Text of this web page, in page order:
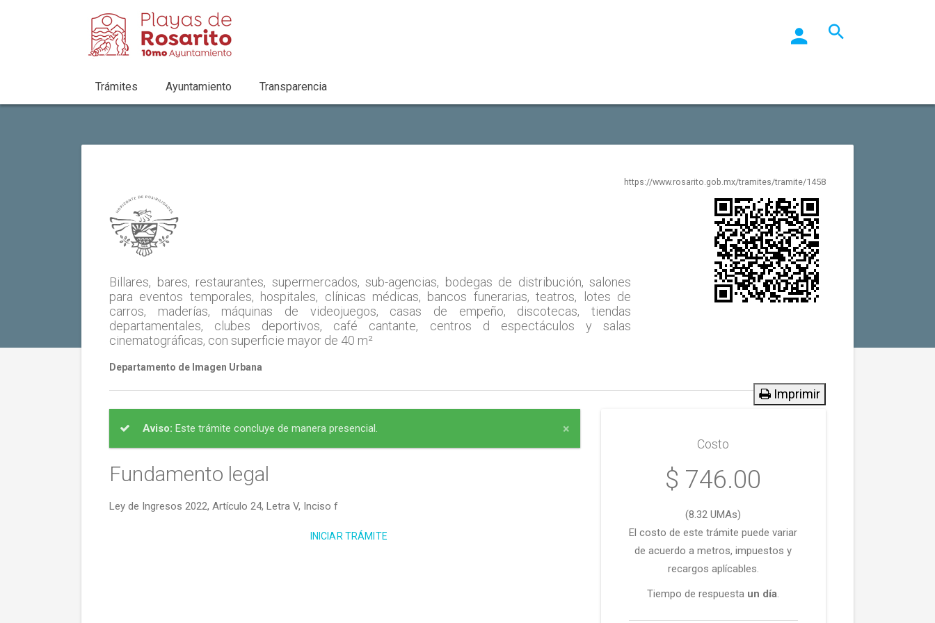
Trámites Ayuntamiento Transparencia
https://www.rosarito.gob.mx/tramites/tramite/1458
Billares, bares, restaurantes, supermercados, sub-agencias, bodegas de distribución, salones
para eventos temporales, hospitales, clínicas médicas, bancos funerarias, teatros, lotes de
carros, maderías, máquinas de videojuegos, casas de empeño, discotecas, tiendas
departamentales, clubes deportivos, café cantante, centros d espectáculos y salas
cinematográficas, con superficie mayor de 40 m²
Departamento de Imagen Urbana
Imprimir
Aviso: Este trámite concluye de manera presencial. ×
Fundamento legal
Ley de Ingresos 2022, Artículo 24, Letra V, Inciso f
INICIAR TRÁMITE
Costo
$ 746.00
(8.32 UMAs)
El costo de este trámite puede variar
de acuerdo a metros, impuestos y
recargos aplícables.
Tiempo de respuesta un día.